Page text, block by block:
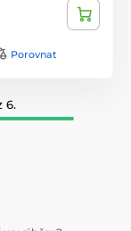
Porovnat
6.